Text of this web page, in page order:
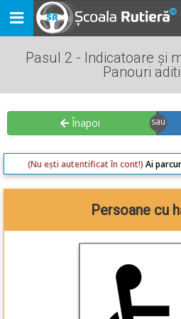
Toggle
navigation
Pasul 2 - Indicatoare și
Panouri
Înapoi
(Nu ești autentificat în cont!) Ai
Persoane cu